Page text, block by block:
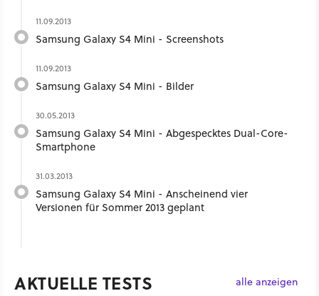
11.09.2013
Samsung Galaxy S4 Mini - Screenshots
11.09.2013
Samsung Galaxy S4 Mini - Bilder
30.05.2013
Samsung Galaxy S4 Mini - Abgespecktes Dual-Core-
Smartphone
31.03.2013
Samsung Galaxy S4 Mini - Anscheinend vier
Versionen für Sommer 2013 geplant
AKTUELLE TESTS alle anzeigen